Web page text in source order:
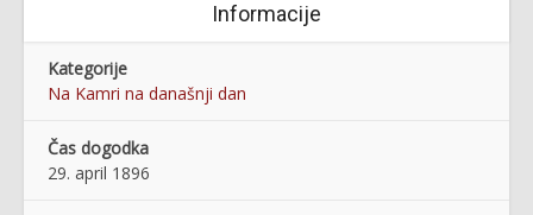
Informacije
Kategorije
Na Kamri na današnji dan
Čas dogodka
29. april 1896